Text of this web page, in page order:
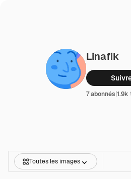
Linafik
7 abonnés|1.9k
Toutes les images